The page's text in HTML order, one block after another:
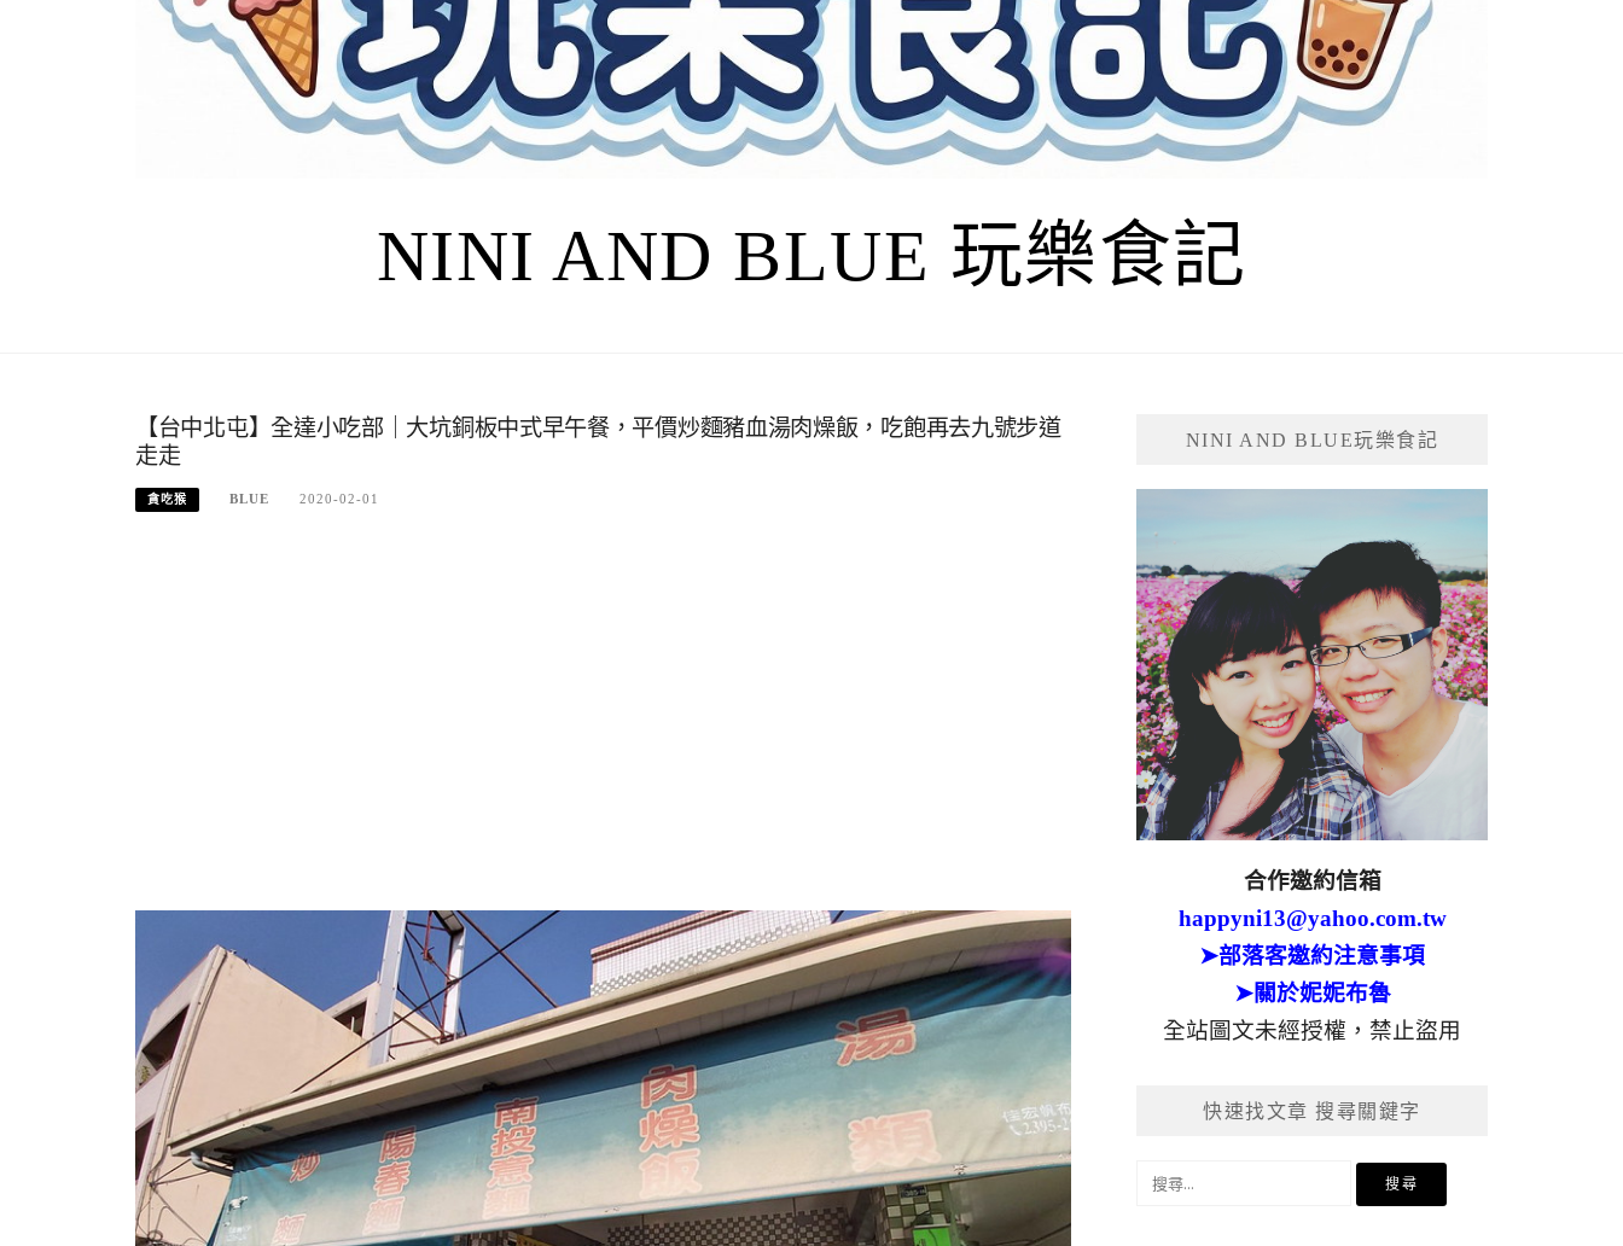
NINI AND BLUE 玩樂食記
【台中北屯】全達小吃部｜大坑銅板中式早午餐，平價炒麵豬血湯肉燥飯，吃飽再去九號步道
走走
貪吃猴 BLUE 2020-02-01
NINI AND BLUE玩樂食記
合作邀約信箱
happyni13@yahoo.com.tw
➤部落客邀約注意事項
➤關於妮妮布魯
全站圖文未經授權，禁止盜用
快速找文章 搜尋關鍵字